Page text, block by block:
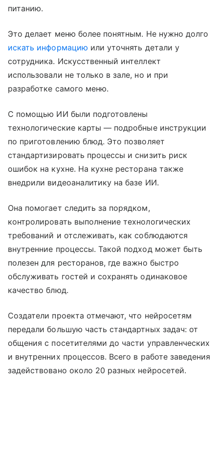
питанию.
Это делает меню более понятным. Не нужно долго
искать информацию или уточнять детали у
сотрудника. Искусственный интеллект
использовали не только в зале, но и при
разработке самого меню.
С помощью ИИ были подготовлены
технологические карты — подробные инструкции
по приготовлению блюд. Это позволяет
стандартизировать процессы и снизить риск
ошибок на кухне. На кухне ресторана также
внедрили видеоаналитику на базе ИИ.
Она помогает следить за порядком,
контролировать выполнение технологических
требований и отслеживать, как соблюдаются
внутренние процессы. Такой подход может быть
полезен для ресторанов, где важно быстро
обслуживать гостей и сохранять одинаковое
качество блюд.
Создатели проекта отмечают, что нейросетям
передали большую часть стандартных задач: от
общения с посетителями до части управленческих
и внутренних процессов. Всего в работе заведения
задействовано около 20 разных нейросетей.